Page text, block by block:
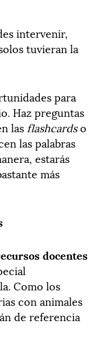
intervenir,
tuvieran la
para
Haz preguntas
las flashcardso
las palabras
estarás
más
docentes
Como los
con animales
de referencia